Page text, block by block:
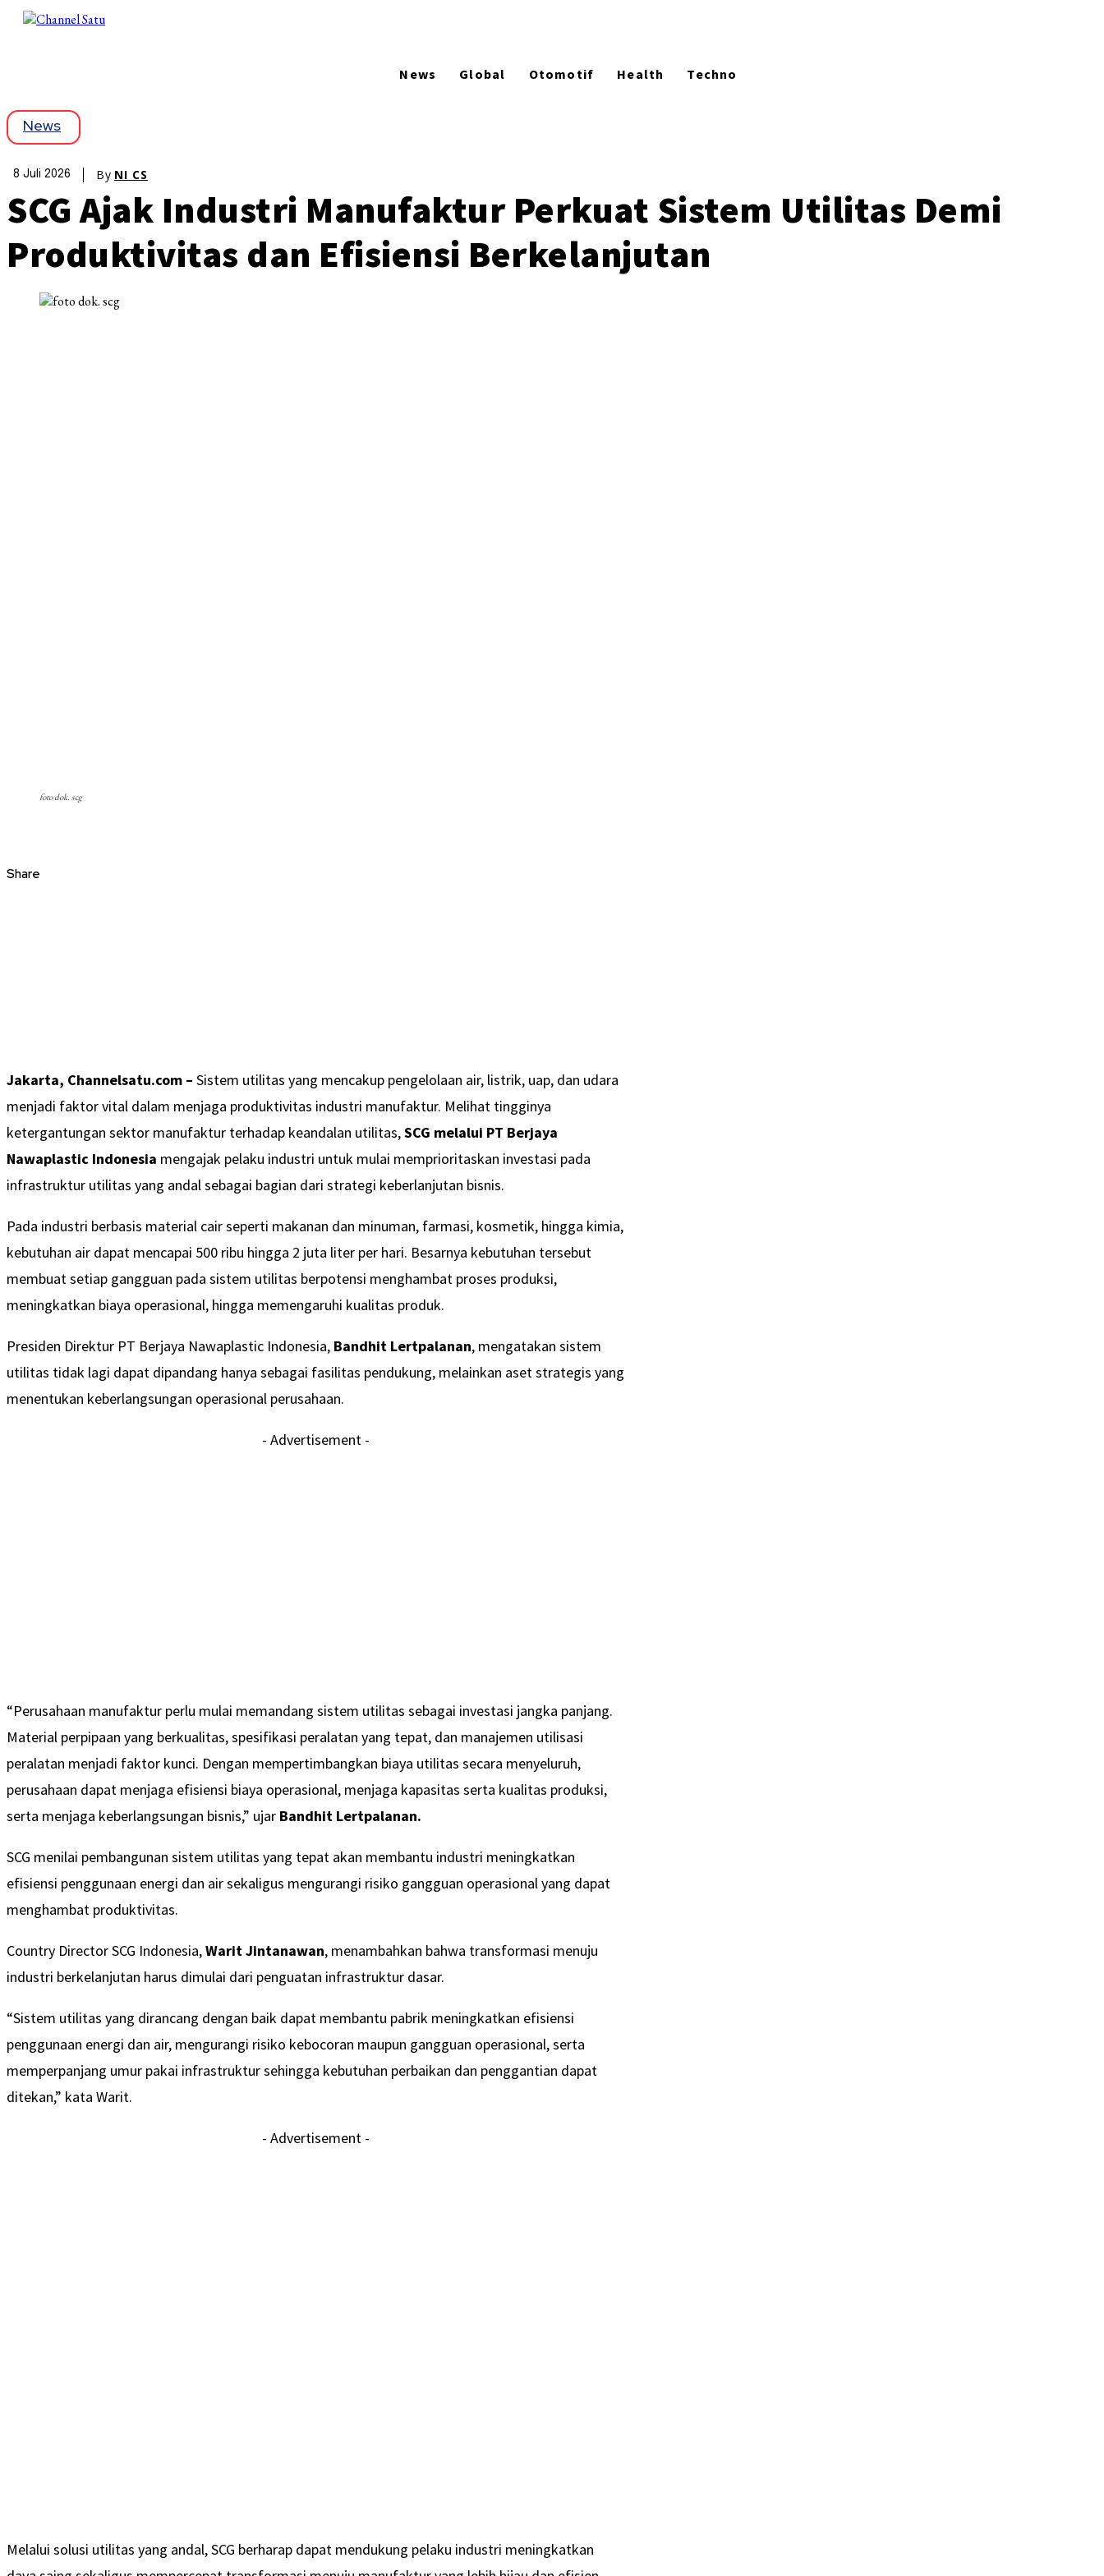
News Global Otomotif Health Techno
News
8 Juli 2026 By NI CS
SCG Ajak Industri Manufaktur Perkuat Sistem Utilitas Demi
Produktivitas dan Efisiensi Berkelanjutan
foto dok. scg
Share
Jakarta, Channelsatu.com – Sistem utilitas yang mencakup pengelolaan air, listrik, uap, dan udara
menjadi faktor vital dalam menjaga produktivitas industri manufaktur. Melihat tingginya
ketergantungan sektor manufaktur terhadap keandalan utilitas,SCG melalui PT Berjaya
Nawaplastic Indonesia mengajak pelaku industri untuk mulai memprioritaskan investasi pada
infrastruktur utilitas yang andal sebagai bagian dari strategi keberlanjutan bisnis.
Pada industri berbasis material cair seperti makanan dan minuman, farmasi, kosmetik, hingga kimia,
kebutuhan air dapat mencapai 500 ribu hingga 2 juta liter per hari. Besarnya kebutuhan tersebut
membuat setiap gangguan pada sistem utilitas berpotensi menghambat proses produksi,
meningkatkan biaya operasional, hingga memengaruhi kualitas produk.
Presiden Direktur PT Berjaya Nawaplastic Indonesia, Bandhit Lertpalanan, mengatakan sistem
utilitas tidak lagi dapat dipandang hanya sebagai fasilitas pendukung, melainkan aset strategis yang
menentukan keberlangsungan operasional perusahaan.
- Advertisement -
“Perusahaan manufaktur perlu mulai memandang sistem utilitas sebagai investasi jangka panjang.
Material perpipaan yang berkualitas, spesifikasi peralatan yang tepat, dan manajemen utilisasi
peralatan menjadi faktor kunci. Dengan mempertimbangkan biaya utilitas secara menyeluruh,
perusahaan dapat menjaga efisiensi biaya operasional, menjaga kapasitas serta kualitas produksi,
serta menjaga keberlangsungan bisnis,” ujar Bandhit Lertpalanan.
SCG menilai pembangunan sistem utilitas yang tepat akan membantu industri meningkatkan
efisiensi penggunaan energi dan air sekaligus mengurangi risiko gangguan operasional yang dapat
menghambat produktivitas.
Country Director SCG Indonesia,Warit Jintanawan, menambahkan bahwa transformasi menuju
industri berkelanjutan harus dimulai dari penguatan infrastruktur dasar.
“Sistem utilitas yang dirancang dengan baik dapat membantu pabrik meningkatkan efisiensi
penggunaan energi dan air, mengurangi risiko kebocoran maupun gangguan operasional, serta
memperpanjang umur pakai infrastruktur sehingga kebutuhan perbaikan dan penggantian dapat
ditekan,” kata Warit.
- Advertisement -
Melalui solusi utilitas yang andal, SCG berharap dapat mendukung pelaku industri meningkatkan